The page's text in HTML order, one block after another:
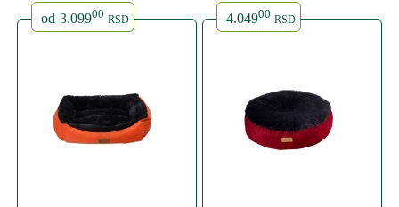
od 3.09900 RSD 4.04900 RSD